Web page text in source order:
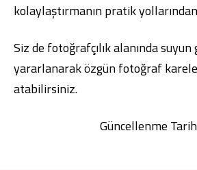
kolaylaştırmanın pratik
Siz de fotoğrafçılık alanında
yararlanarak özgün fotoğraf
atabilirsiniz.
Güncellenme